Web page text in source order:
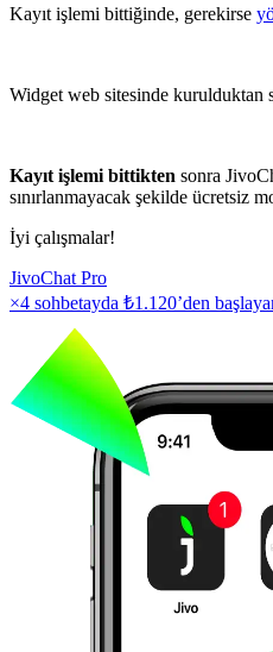
Kayıt işlemi bittiğinde, gerekirse
Widget web sitesinde kurulduktan
Kayıt işlemi bittikten sonra
sınırlanmayacak şekilde ücretsiz
İyi çalışmalar!
JivoChat Pro
×4 sohbetayda ₺1.120’den